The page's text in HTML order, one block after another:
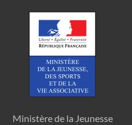
Ministère de la Jeunesse